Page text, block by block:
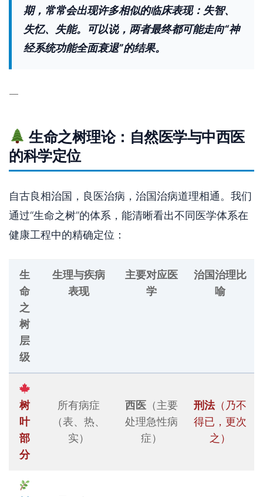
期，常常会出现许多相似的临床表现：失智、
失忆、失能。可以说，两者最终都可能走向“神
经系统功能全面衰退”的结果。
—
生命之树理论：自然医学与中西医
的科学定位
自古良相治国，良医治病，治国治病道理相通。我们
通过“生命之树”的体系，能清晰看出不同医学体系在
健康工程中的精确定位：
生
命
之
树
层
级
生理与疾病
表现
主要对应医
学
治国治理比
喻
树
叶
部
分
所有病症
（表、热、
实）
西医（主要
处理急性病
症）
刑法（乃不
得已，更次
之）